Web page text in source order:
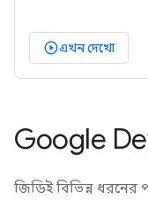
play_circle_outlinedএখন দেখো
Google
জিডিই বিভিন্ন